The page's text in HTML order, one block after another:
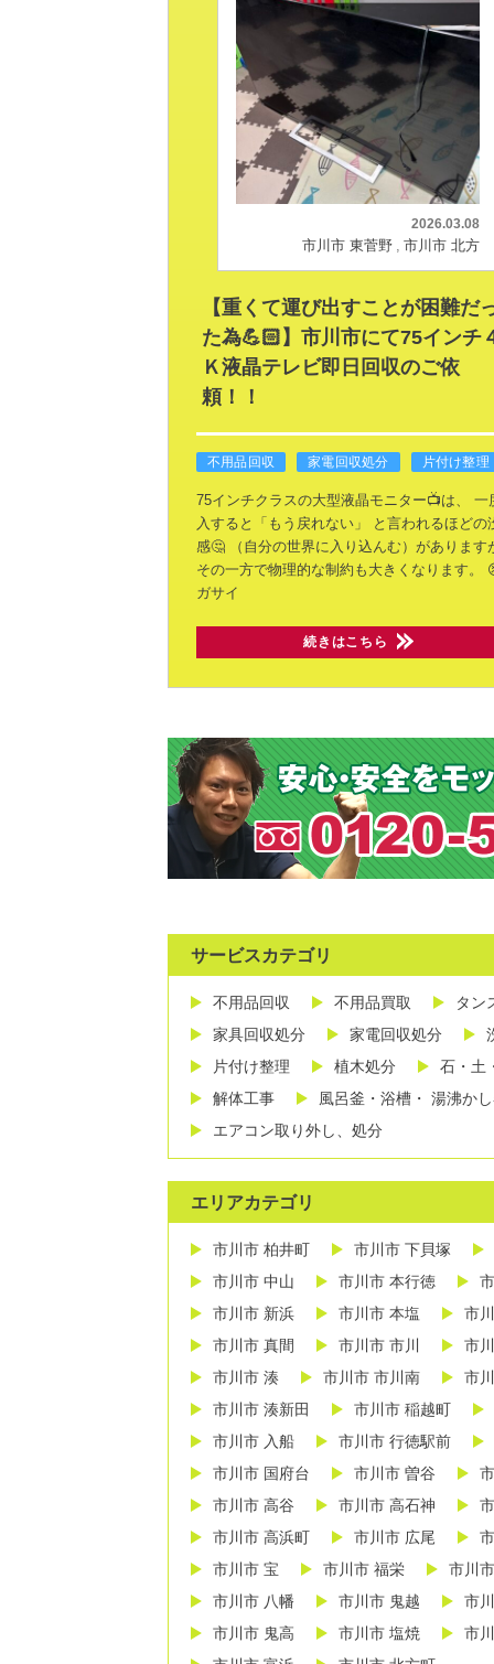
2026.03.08
市川市 東菅野 市川市 北方
【重くて運び出すことが困難だ
た為💪🏻】市川市にて75インチ
Ｋ液晶テレビ即日回収のご依
頼！！
不用品回収 家電回収処分 片付け整理
75インチクラスの大型液晶モニター📺は、
一
入すると「もう戻れない」
と言われるほどの
感🤔 （自分の世界に入り込んむ）があります
その一方で物理的な制約も大きくなります。
ガサイ
続きはこちら
サービスカテゴリ
不用品回収 不用品買取 タン
家具回収処分
家電回収処分
片付け整理
植木処分 石・土
解体工事
風呂釜・浴槽・ 湯沸か
エアコン取り外し、処分
エリアカテゴリ
市川市 柏井町 市川市 下貝塚
市川市 中山
市川市 本行徳
市川市 新浜
市川市 本塩 市
市川市 真間
市川市 市川 市
市川市 湊
市川市 市川南 市
市川市 湊新田
市川市 稲越町
市川市 入船
市川市 行徳駅前
市川市 国府台
市川市 曽谷
市川市 高谷
市川市 高石神
市川市 高浜町
市川市 広尾
市川市 宝
市川市 福栄 市川
市川市 八幡
市川市 鬼越 市
市川市 鬼高
市川市 塩焼 市